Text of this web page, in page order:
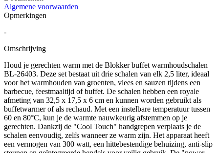
Algemene voorwaarden
Opmerkingen
-
Omschrijving
Houd je gerechten warm met de Blokker buffet warmhoudschalen
BL-26403. Deze set bestaat uit drie schalen van elk 2,5 liter, ideaal
voor het warmhouden van groenten, vlees en sauzen tijdens een
barbecue, feestmaaltijd of buffet. De schalen hebben een royale
afmeting van 32,5 x 17,5 x 6 cm en kunnen worden gebruikt als
buffetwarmer of als rechaud. Met een instelbare temperatuur tussen
60 en 80°C, kun je de warmte nauwkeurig afstemmen op je
gerechten. Dankzij de "Cool Touch" handgrepen verplaats je de
schalen eenvoudig, zelfs wanneer ze warm zijn. Het apparaat heeft
een vermogen van 300 watt, een hittebestendige behuizing, anti-slip